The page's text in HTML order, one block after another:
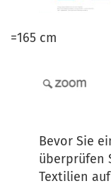
=165 cm
Bevor Sie
überprüfen
Textilien